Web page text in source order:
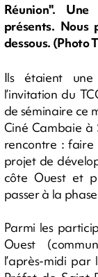
Réunion".
présents. Nous
dessous. (Photo
Ils étaient
l’invitation du
de séminaire ce
Ciné Cambaie
rencontre : faire
projet de
côte Ouest et
passer à la
Parmi les
Ouest
l’après-midi par